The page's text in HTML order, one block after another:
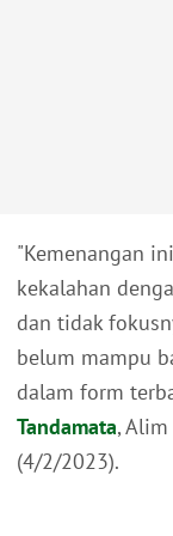
"Kemenangan
kekalahan
dan tidak
belum mampu
dalam form
Tandamata,
(4/2/2023).